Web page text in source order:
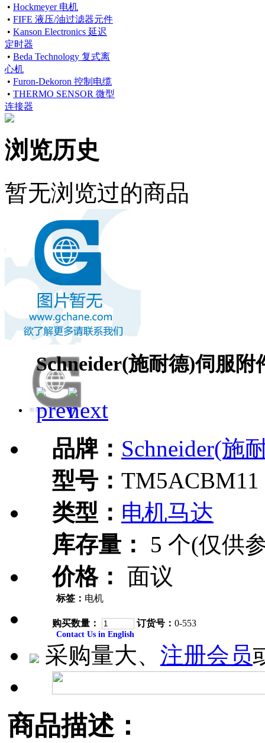
• Hockmeyer 电机
• FIFE 液压/油过滤器元件
• Kanson Electronics 延迟
定时器
• Beda Technology 复式离
心机
• Furon-Dekoron 控制电缆
• THERMO SENSOR 微型
连接器
浏览历史
暂无浏览过的商品
Schneider(施耐德)伺服
品牌： Schneider(施
型号： TM5ACBM11
类型： 电机马达
库存量：
5 个(仅供
价格： 面议
标签： 电机
购买数量： 订货号： 0-553
Contact Us in English
采购量大、 注册会员
商品描述：